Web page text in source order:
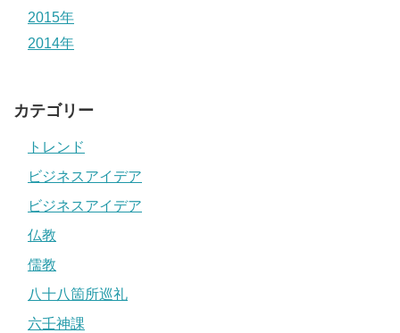
2015年
2014年
カテゴリー
トレンド
ビジネスアイデア
ビジネスアイデア
仏教
儒教
八十八箇所巡礼
六壬神課